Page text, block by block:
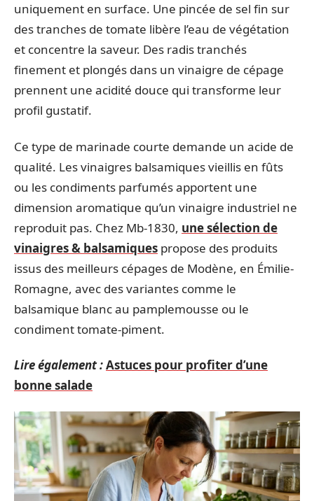
uniquement en surface. Une pincée de sel fin sur
des tranches de tomate libère l’eau de végétation
et concentre la saveur. Des radis tranchés
finement et plongés dans un vinaigre de cépage
prennent une acidité douce qui transforme leur
profil gustatif.
Ce type de marinade courte demande un acide de
qualité. Les vinaigres balsamiques vieillis en fûts
ou les condiments parfumés apportent une
dimension aromatique qu’un vinaigre industriel ne
reproduit pas. Chez Mb-1830, une sélection de
vinaigres & balsamiques propose des produits
issus des meilleurs cépages de Modène, en Émilie-
Romagne, avec des variantes comme le
balsamique blanc au pamplemousse ou le
condiment tomate-piment.
Lire également :Astuces pour profiter d’une
bonne salade